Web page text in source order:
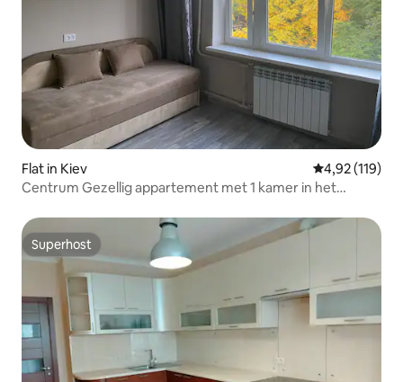
Flat in Kiev Gemiddelde
4,92 (119)
Centrum Gezellig appartement met 1 kamer in het
Superhost
Superhost